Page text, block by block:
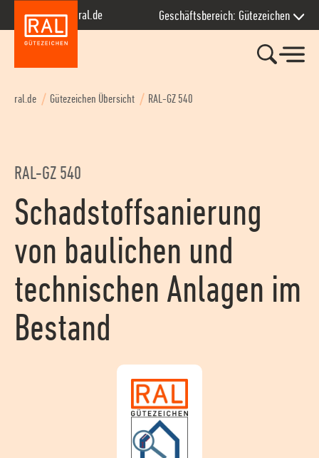
Zur Hauptnavigation springen
Zum Seiteninhalt springen
Zum Kontakt springen
Zum Footer springen
ral.de Geschäftsbereich: Gütezeichen
ral.de Gütezeichen Übersicht RAL-GZ 540
RAL-GZ 540
Schadstoffsanierung
von baulichen und
technischen Anlagen im
Bestand